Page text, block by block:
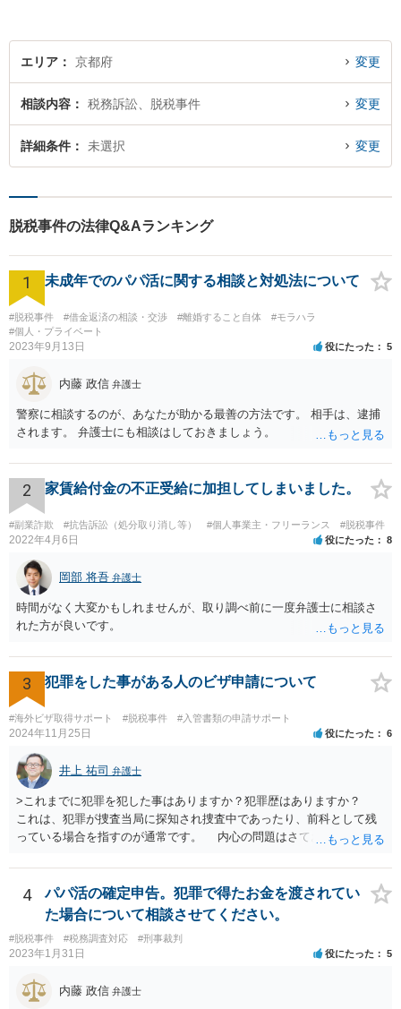
エリア 京都府 変更
相談内容 税務訴訟、脱税事件 変更
詳細条件 未選択 変更
脱税事件の法律Q&Aランキング
1 未成年でのパパ活に関する相談と対処法について
#脱税事件 #借金返済の相談・交渉 #離婚すること自体
#モラハラ
#個人・プライベート
2023年9月13日 役にたった 5
内藤 政信 弁護士
警察に相談するのが、あなたが助かる最善の方法です。 相手は、逮捕
されます。 弁護士にも相談はしておきましょう。
2 家賃給付金の不正受給に加担してしまいました。
#副業詐欺 #抗告訴訟（処分取り消し等） #個人事業主・フリーランス #脱税事件
2022年4月6日 役にたった 8
岡部 将吾 弁護士
時間がなく大変かもしれませんが、取り調べ前に一度弁護士に相談さ
れた方が良いです。
3 犯罪をした事がある人のビザ申請について
#海外ビザ取得サポート #脱税事件 #入管書類の申請サポート
2024年11月25日 役にたった 6
井上 祐司 弁護士
>これまでに犯罪を犯した事はありますか？犯罪歴はありますか？
これは、犯罪が捜査当局に探知され捜査中であったり、前科として残
っている場合を指すのが通常です。 内心の問題はさておき、ご質問
4
パパ活の確定申告。犯罪で得たお金を渡されてい
た場合について相談させてください。
#脱税事件 #税務調査対応 #刑事裁判
2023年1月31日 役にたった 5
内藤 政信 弁護士